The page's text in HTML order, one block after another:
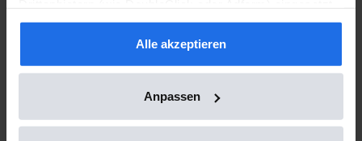
und Google Fonts geladen, sofern alle Cookies oder die
Kategorie "Marketing" akzeptiert werden.
Alle akzeptieren
Anpassen